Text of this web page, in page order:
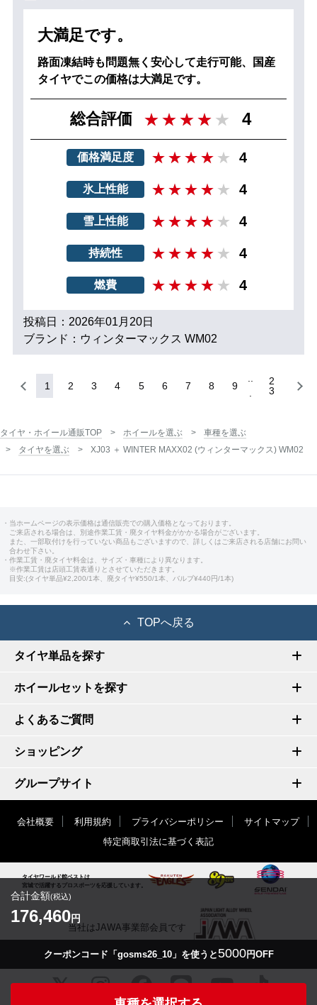
大満足です。
路面凍結時も問題無く安心して走行可能、国産
タイヤでこの価格は大満足です。
総合評価 4
価格満足度 4
氷上性能 4
雪上性能 4
持続性 4
燃費 4
投稿日：2026年01月20日
ブランド：ウィンターマックス WM02
1 2 3 4 5 6 7 8 9
2
3
合計金額(税込)
176,460円
クーポンコード「gosms26_10」を使うと5000円OFF
タイヤ・ホイール通販TOP ホイールを選ぶ
車種を選ぶ
タイヤを選ぶ
XJ03 ＋ WINTER MAXX02 (ウィンターマックス) WM02
・当ホームページの表示価格は通信販売での購入価格となっております。
ご来店される場合は、別途作業工賃・廃タイヤ料金がかかる場合がございます。
また、一部取付けを行っていない商品もございますので、詳しくはご来店される店舗にお問い
合わせ下さい。
・作業工賃・廃タイヤ料金は、サイズ・車種により異なります。
※作業工賃は店頭工賃表通りとさせていただきます。
目安:(タイヤ単品¥2,200/1本、廃タイヤ¥550/1本、バルブ¥440円/1本)
TOPへ戻る
タイヤ単品を探す
ホイールセットを探す
よくあるご質問
ショッピング
グループサイト
会社概要 利用規約 プライバシーポリシー
サイトマップ
特定商取引法に基づく表記
タイヤワールド館ベストは
宮城で活躍するプロスポーツを応援しています。
当社はJAWA事業部会員です